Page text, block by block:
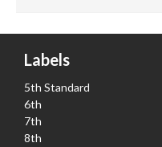
Labels
5th Standard
6th
7th
8th